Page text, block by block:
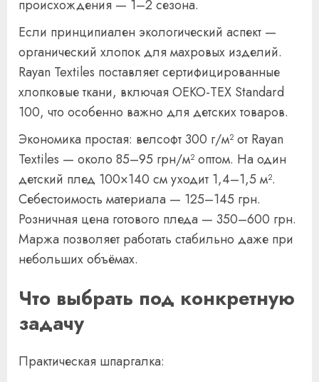
происхождения — 1–2 сезона.
Если принципиален экологический аспект —
органический хлопок для махровых изделий.
Rayan Textiles поставляет сертифицированные
хлопковые ткани, включая OEKO-TEX Standard
100, что особенно важно для детских товаров.
Экономика простая: велсофт 300 г/м² от Rayan
Textiles — около 85–95 грн/м² оптом. На один
детский плед 100×140 см уходит 1,4–1,5 м².
Себестоимость материала — 125–145 грн.
Розничная цена готового пледа — 350–600 грн.
Маржа позволяет работать стабильно даже при
небольших объёмах.
Что выбрать под конкретную
задачу
Практическая шпаргалка: